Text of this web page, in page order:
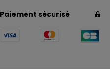
Paiement sécurisé